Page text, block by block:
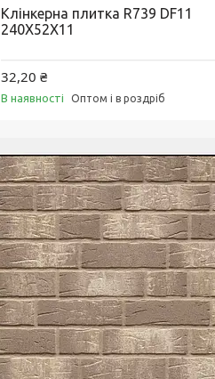
Клінкерна плитка R739 DF11
240X52X11
32,20 ₴
В наявності Оптом і в роздріб